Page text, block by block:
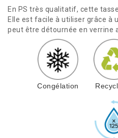
En PS très qualitatif, cette
Elle est facile à utiliser grâce à
peut être détournée en verrine
Congélation